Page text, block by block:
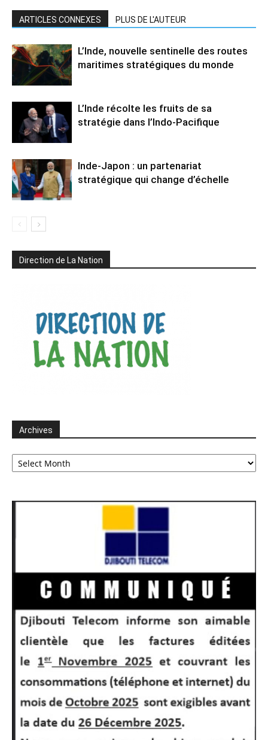
ARTICLES CONNEXES PLUS DE L'AUTEUR
L’Inde, nouvelle sentinelle des routes
maritimes stratégiques du monde
L’Inde récolte les fruits de sa
stratégie dans l’Indo-Pacifique
Inde-Japon : un partenariat
stratégique qui change d’échelle
Direction de La Nation
Archives
Archives